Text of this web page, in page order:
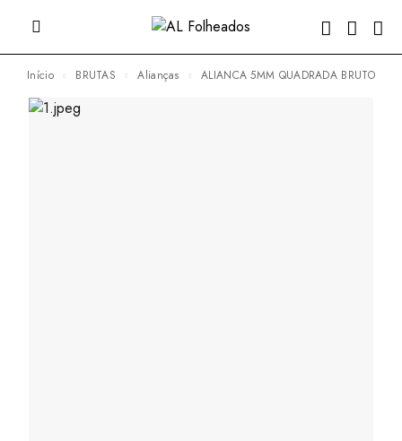
Início BRUTAS Alianças ALIANCA 5MM QUADRADA BRUTO